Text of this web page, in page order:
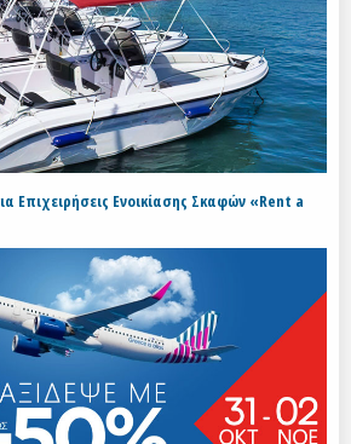
Επιχειρήσεις Ενοικίασης Σκαφών «Rent a